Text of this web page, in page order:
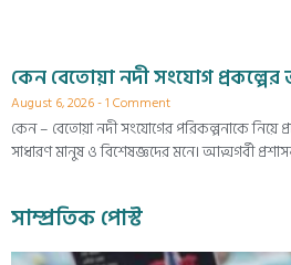
কেন বেতোয়া নদী সংযোগ প্রকল্পের
August 6, 2026 1 Comment
কেন – বেতোয়া নদী সংযোগের পরিকল্পনাকে নিয়ে
সাধারণ মানুষ ও বিশেষজ্ঞদের মনে। আত্মগর্বী
সাম্প্রতিক পোস্ট